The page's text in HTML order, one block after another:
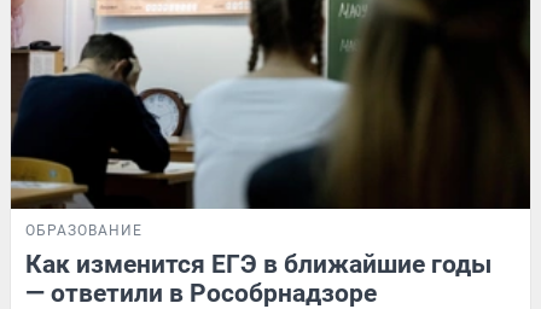
ОБРАЗОВАНИЕ
Как изменится ЕГЭ в ближайшие годы
— ответили в Рособрнадзоре